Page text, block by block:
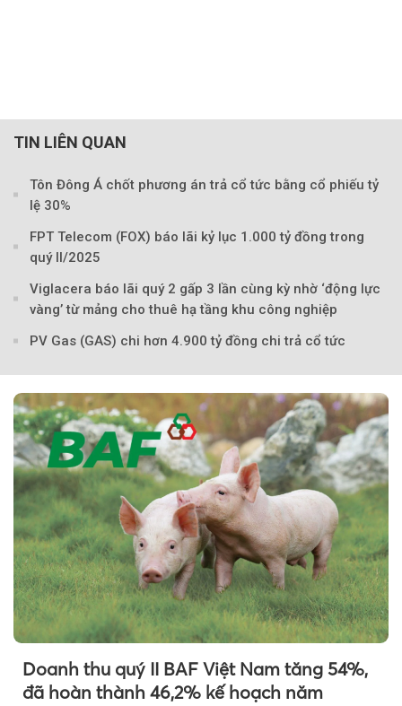
Theo Sở hữu trí
TIN LIÊN QUAN
Tôn Đông Á chốt phương án trả cổ tức bằng cổ phiếu tỷ
lệ 30%
FPT Telecom (FOX) báo lãi kỷ lục 1.000 tỷ đồng trong
quý II/2025
Viglacera báo lãi quý 2 gấp 3 lần cùng kỳ nhờ ‘động lực
vàng’ từ mảng cho thuê hạ tầng khu công nghiệp
PV Gas (GAS) chi hơn 4.900 tỷ đồng chi trả cổ tức
Doanh thu quý II BAF Việt Nam tăng 54%,
đã hoàn thành 46,2% kế hoạch năm